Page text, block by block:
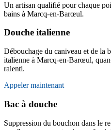
Un artisan qualifié pour chaque
bains à Marcq-en-Barœul.
Douche italienne
Débouchage du caniveau et de la
italienne à Marcq-en-Barœul,
ralenti.
Appeler maintenant
Bac à douche
Suppression du bouchon dans le